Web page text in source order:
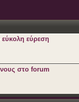
εύκολη εύρεση
στο forum